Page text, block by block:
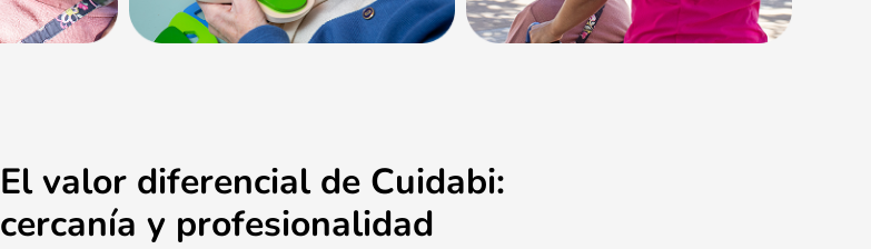
El valor diferencial de Cuidabi:
cercanía y profesionalidad